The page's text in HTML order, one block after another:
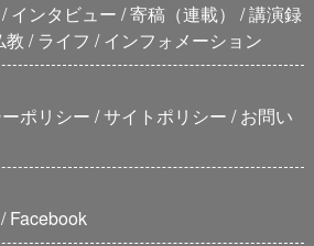
インタビュー 寄稿（連載）
講演録
教 ライフ
インフォメーション
ポリシー サイトポリシー
お問い
Facebook